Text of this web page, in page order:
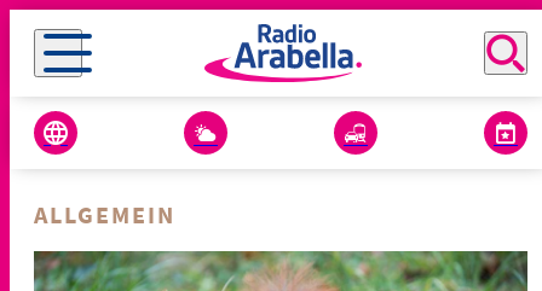
ALLGEMEIN